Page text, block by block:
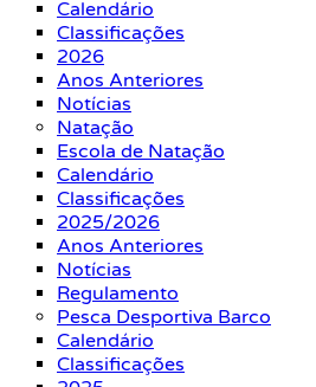
Calendário
Classificações
2026
Anos Anteriores
Notícias
Natação
Escola de Natação
Calendário
Classificações
2025/2026
Anos Anteriores
Notícias
Regulamento
Pesca Desportiva Barco
Calendário
Classificações